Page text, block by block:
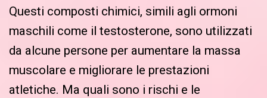
Questi composti chimici, simili agli ormoni
maschili come il testosterone, sono utilizzati
da alcune persone per aumentare la massa
muscolare e migliorare le prestazioni
atletiche. Ma quali sono i rischi e le